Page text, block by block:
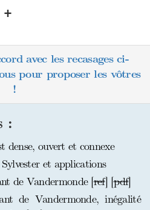
+
avec les recasages ci-
pour proposer les vôtres
!
:
dense, ouvert et connexe
et applications
de Vandermonde [ref] [pdf]
de Vandermonde, inégalité